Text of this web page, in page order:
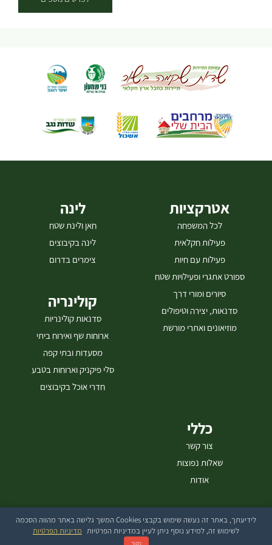
אטרקציות
לכל המשפחה
פעילות חקלאית
פעילות עם חיות
ספורט אתגרי ופעילויות שטח
סיורים ומורי דרך
סדנאות, יצירה וטיפולים
מוזיאונים ואתרי מורשת
לינה
חאן ולינת שטח
לינה בקיבוצים
צימרים בדרום
קולינריה
סדנאות קולינריות
ארוחות שף ואירוח ביתי
מסעדות ובתי קפה
סלי פיקניק וארוחות בטבע
חדרי אוכל בקיבוצים
כללי
צור קשר
שאלות נפוצות
אודות
בייטק עיצוב ובניית אתרים
לידיעתך, באתר זה נעשה שימוש בקבצי Cookies המשך גלישה באתר מהווה הסכמה
לשימוש זה, למידע נוסף ניתן לעיין במדיניות הפרטיות מדיניות הפרטיות